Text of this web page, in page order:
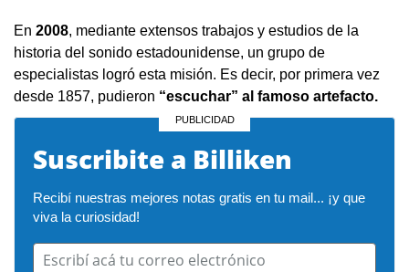
En 2008, mediante extensos trabajos y estudios de la
historia del sonido estadounidense, un grupo de
especialistas logró esta misión. Es decir, por primera vez
desde 1857, pudieron “escuchar” al famoso artefacto.
Suscribite a Billiken
Recibí nuestras mejores notas gratis en tu mail... ¡y que
viva la curiosidad!
Escribí acá tu correo electrónico